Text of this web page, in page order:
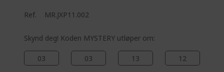
Ref. MR.JXP11.002
Skynd deg! Koden MYSTERY utløper om:
03 03 13 11